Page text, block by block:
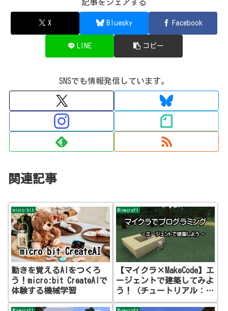
記事をシェアする
X Bluesky Facebook
LINE コピー
SNSでも情報発信しています。
関連記事
micro:bit
動きを覚えるAIをつくろ
う！micro:bit CreateAIで
体験する機械学習
Minecraft
【マイクラ×MakeCode】エ
ージェントで建築してみよ
う！（チュートリアル：
Agent Build）
Minecraft Minecraft